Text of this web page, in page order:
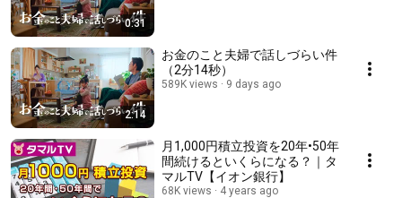
0:31
2:14
お金のこと夫婦で話しづらい件
（2分14秒）
589K views 9 days ago
月1,000円積立投資を20年•50年
間続けるといくらになる？｜タ
マルTV【イオン銀行】
68K views 4 years ago